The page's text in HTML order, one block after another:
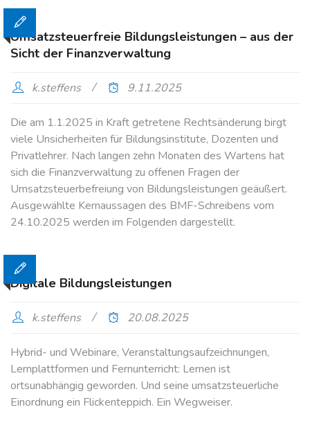
Umsatzsteuerfreie Bildungsleistungen – aus der
Sicht der Finanzverwaltung
k.steffens 9.11.2025
Die am 1.1.2025 in Kraft getretene Rechtsänderung birgt
viele Unsicherheiten für Bildungsinstitute, Dozenten und
Privatlehrer. Nach langen zehn Monaten des Wartens hat
sich die Finanzverwaltung zu offenen Fragen der
Umsatzsteuerbefreiung von Bildungsleistungen geäußert.
Ausgewählte Kernaussagen des BMF-Schreibens vom
24.10.2025 werden im Folgenden dargestellt.
Digitale Bildungsleistungen
k.steffens 20.08.2025
Hybrid- und Webinare, Veranstaltungsaufzeichnungen,
Lernplattformen und Fernunterricht: Lernen ist
ortsunabhängig geworden. Und seine umsatzsteuerliche
Einordnung ein Flickenteppich. Ein Wegweiser.